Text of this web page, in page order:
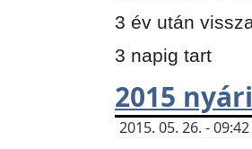
3 év után
3 napig tart
2015
2015. 05. 26. -